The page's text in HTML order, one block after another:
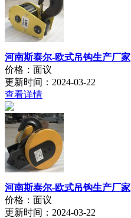
河南斯泰尔-欧式吊钩生产厂家
价格：面议
更新时间：2024-03-22
查看详情
河南斯泰尔-欧式吊钩生产厂家
价格：面议
更新时间：2024-03-22